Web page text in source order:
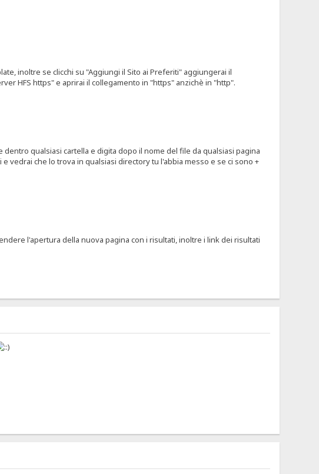
inoltre se clicchi su "Aggiungi il Sito ai Preferiti" aggiungerai il
HFS https" e aprirai il collegamento in "https" anzichè in "http".
qualsiasi cartella e digita dopo il nome del file da qualsiasi pagina
vedrai che lo trova in qualsiasi directory tu l'abbia messo e se ci sono +
l'apertura della nuova pagina con i risultati, inoltre i link dei risultati